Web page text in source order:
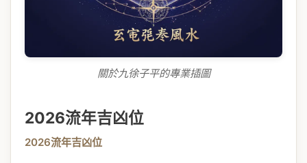
關於九徐子平的專業插圖
2026流年吉凶位
2026流年吉凶位